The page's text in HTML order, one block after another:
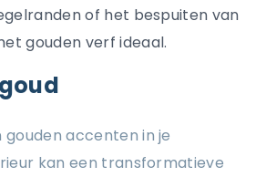
of het bespuiten van
gouden verf ideaal.
accenten in je
kan een transformatieve